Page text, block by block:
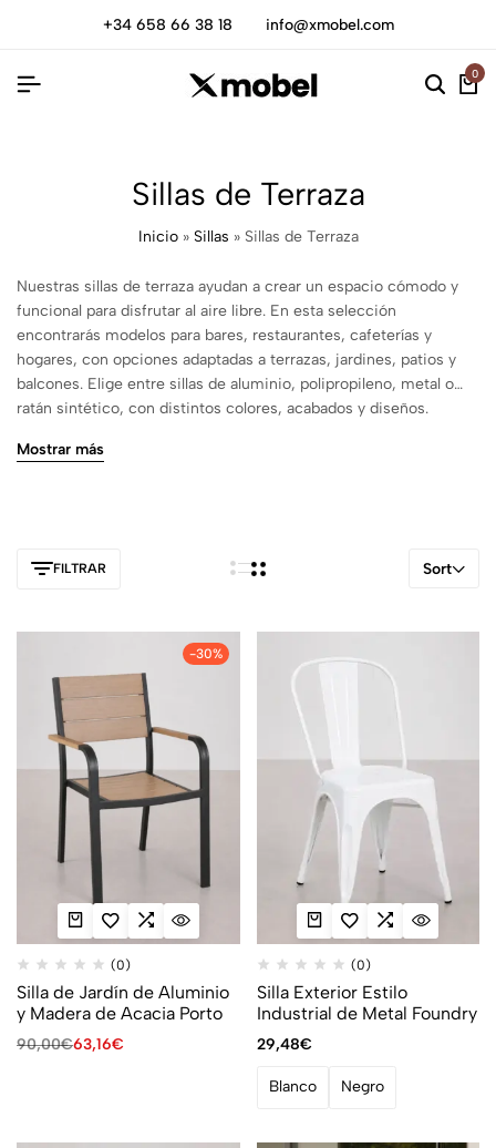
+34 658 66 38 18 info@xmobel.com
0
Sillas de Terraza
Inicio» Sillas » Sillas de Terraza
Nuestras sillas de terraza ayudan a crear un espacio cómodo y
funcional para disfrutar al aire libre. En esta selección
encontrarás modelos para bares, restaurantes, cafeterías y
hogares, con opciones adaptadas a terrazas, jardines, patios y
balcones. Elige entre sillas de aluminio, polipropileno, metal o
ratán sintético, con distintos colores, acabados y diseños.
cojines, para que puedas escoger según el espacio disponible y
Mostrar más
FILTRAR Sort
-30%
(0)
Silla de Jardín de Aluminio
y Madera de Acacia Porto
90,00€63,16€
(0)
Silla Exterior Estilo
Industrial de Metal Foundry
29,48€
Blanco Negro